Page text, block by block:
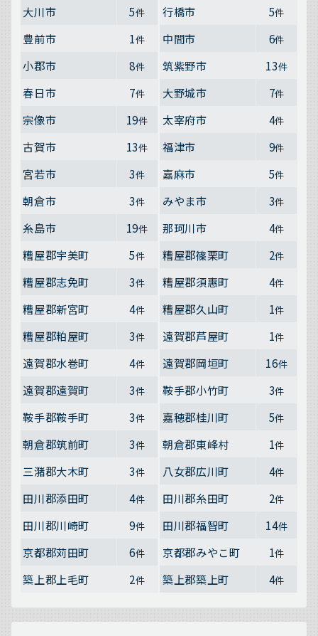
大川市 5件
豊前市 1件
小郡市 8件
春日市 7件
宗像市 19件
古賀市 13件
宮若市 3件
朝倉市 3件
糸島市 19件
糟屋郡宇美町 5件
糟屋郡志免町 3件
糟屋郡新宮町 4件
糟屋郡粕屋町 3件
遠賀郡水巻町 4件
遠賀郡遠賀町 3件
鞍手郡鞍手町 3件
朝倉郡筑前町 3件
三潴郡大木町 3件
田川郡添田町 4件
田川郡川崎町 9件
京都郡苅田町 6件
築上郡上毛町 2件
行橋市 5件
中間市 6件
筑紫野市 13件
大野城市 7件
太宰府市 4件
福津市 9件
嘉麻市 5件
みやま市 3件
那珂川市 4件
糟屋郡篠栗町 2件
糟屋郡須惠町 4件
糟屋郡久山町 1件
遠賀郡芦屋町 1件
遠賀郡岡垣町 16件
鞍手郡小竹町 3件
嘉穂郡桂川町 5件
朝倉郡東峰村 1件
八女郡広川町 4件
田川郡糸田町 2件
田川郡福智町 14件
京都郡みやこ町 1件
築上郡築上町 4件